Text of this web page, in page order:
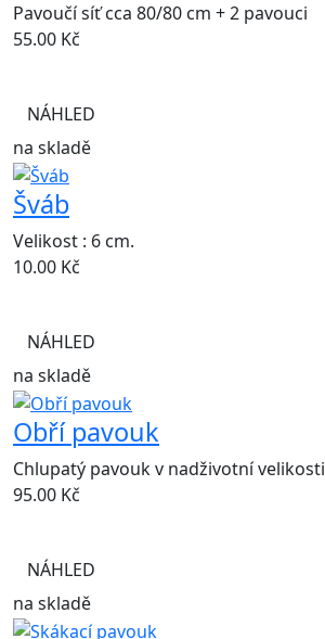
Pavoučí síť cca 80/80 cm + 2 pavouci
55.00 Kč
NÁHLED
na skladě
Šváb
Velikost : 6 cm.
10.00 Kč
NÁHLED
na skladě
Obří pavouk
Chlupatý pavouk v nadživotní
95.00 Kč
NÁHLED
na skladě